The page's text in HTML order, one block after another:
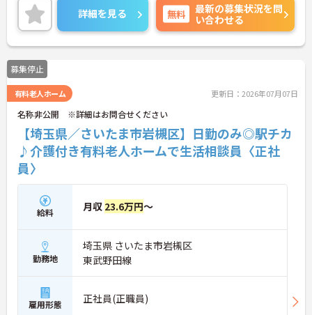
入社時研修はもちろん、サービス・職種ごとに研修
カリキュラムが整っており学び成長できる環境で
す。
ご興味のある方は面接対策ポイントなどお話致しま
すのでお気軽にお問い合わせください。
詳細を見る 無料
最新の募集状況を問
い合わせる
募集停止
有料老人ホーム 更新日：2026年07月07日
名称非公開 ※詳細はお問合せください
【埼玉県／さいたま市岩槻区】日勤のみ◎駅チカ
♪介護付き有料老人ホームで生活相談員〈正社
員〉
給料 月収 23.6万円～
勤務地
埼玉県 さいたま市岩槻区
東武野田線
雇用形態 正社員(正職員)